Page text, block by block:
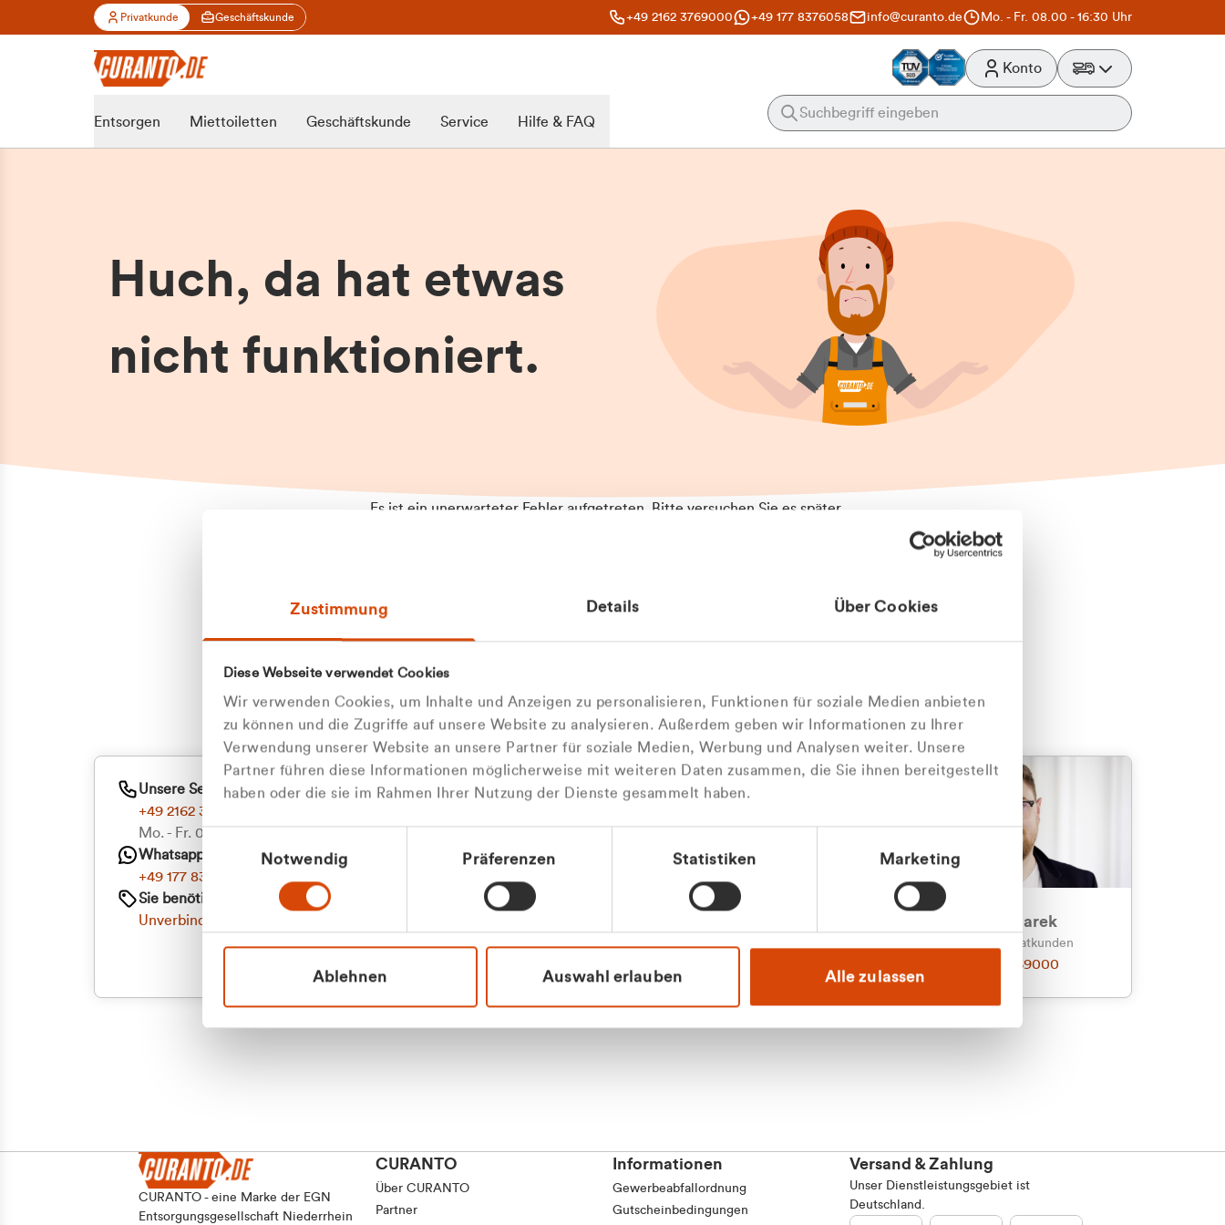
Zustimmung Details Über Cookies
Diese Webseite verwendet Cookies
Wir verwenden Cookies, um Inhalte und Anzeigen zu personalisieren, Funktionen für soziale Medien anbieten
zu können und die Zugriffe auf unsere Website zu analysieren. Außerdem geben wir Informationen zu Ihrer
Verwendung unserer Website an unsere Partner für soziale Medien, Werbung und Analysen weiter. Unsere
Partner führen diese Informationen möglicherweise mit weiteren Daten zusammen, die Sie ihnen bereitgestellt
haben oder die sie im Rahmen Ihrer Nutzung der Dienste gesammelt haben.
Einwilligungsauswahl
Notwendig Präferenzen Statistiken Marketing
Ablehnen Auswahl erlauben Alle zulassen
Privatkunde Geschäftskunde +49 2162 3769000 +49 177 8376058 info@curanto.de Mo. - Fr. 08.00 - 16:30 Uhr
Konto
Entsorgen Miettoiletten Geschäftskunde Service Hilfe & FAQ
Huch, da hat etwas
nicht funktioniert.
Es ist ein unerwarteter Fehler aufgetreten. Bitte versuchen Sie es später
aufgetretenen Fehler an. Wir entschuldigen uns für eventuelle
Unannehmlichkeiten.
Zum Abfallberater
Oder kontaktieren Sie uns persönlich
Wir sind gerne für Sie da
Unsere Service-Hotline
+49 2162 3769000
Mo. - Fr. 08.00 - 16:30 Uhr
Whatsapp
+49 177 8376058
Sie benötigen ein individuelles Angebot?
Unverbindliche Anfrage stellen
Julian Marek
Vertrieb - Privatkunden
0216 237 69000
CURANTO - eine Marke der EGN
Entsorgungsgesellschaft Niederrhein
CURANTO
Über CURANTO
Partner
Informationen
Gewerbeabfallordnung
Gutscheinbedingungen
Versand & Zahlung
Unser Dienstleistungsgebiet ist
Deutschland.